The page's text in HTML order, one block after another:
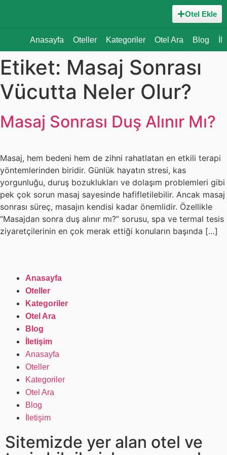
Otel Ekle
Anasayfa Oteller Kategoriler Otel Ara Blog
Etiket: Masaj Sonrası
Vücutta Neler Olur?
Masaj Sonrası Duş Alınır Mı?
Masaj, hem bedeni hem de zihni rahatlatan en etkili terapi
yöntemlerinden biridir. Günlük hayatın stresi, kas
yorgunluğu, duruş bozuklukları ve dolaşım problemleri gibi
pek çok sorun masaj sayesinde hafifletilebilir. Ancak masaj
sonrası süreç, masajın kendisi kadar önemlidir. Özellikle
“Masajdan sonra duş alınır mı?” sorusu, spa ve termal tesis
ziyaretçilerinin en çok merak ettiği konuların başında […]
Anasayfa
Oteller
Kategoriler
Otel Ara
Blog
İletişim
Anasayfa
Oteller
Kategoriler
Otel Ara
Blog
İletişim
Sitemizde yer alan otel ve